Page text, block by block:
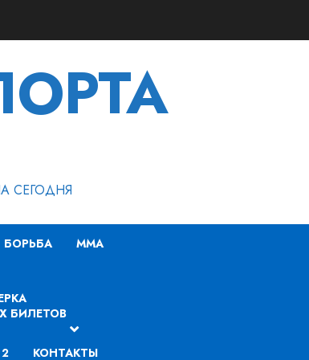
СЕГОДНЯ
БОРЬБА MMA
БИЛЕТОВ
КОНТАКТЫ